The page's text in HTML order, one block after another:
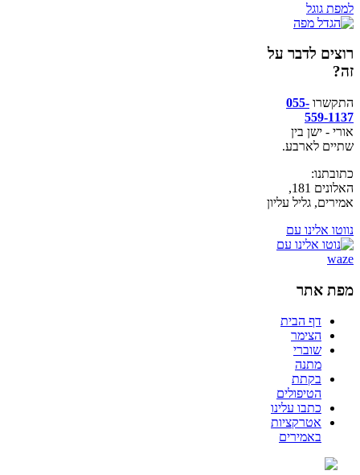
למפת גוגל
רוצים לדבר על
זה?
התקשרו 055-
559-1137
אורי - ישן בין
שתיים לארבע.
כתובתנו:
האלונים 181,
אמירים, גליל עליון
נווטו אלינו עם
מפת אתר
דף הבית
הצימר
שוברי
מתנה
בקתת
הטיפולים
כתבו עלינו
אטרקציות
באמירים